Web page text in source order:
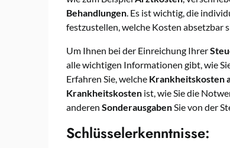
Behandlungen. Es ist wichtig, die
festzustellen, welche Kosten absetzbar
Um Ihnen bei der Einreichung Ihrer
alle wichtigen Informationen gibt, wie
Erfahren Sie, welche Krankheitskosten
Krankheitskosten ist, wie Sie die
anderen SonderausgabenSie von der
Schlüsselerkenntnisse: